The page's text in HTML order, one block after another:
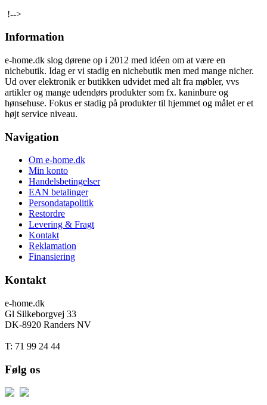
!-->
Information
e-home.dk slog dørene op i 2012 med idéen om at være en
nichebutik. Idag er vi stadig en nichebutik men med mange nicher.
Ud over elektronik er butikken udvidet med alt fra møbler, vvs
artikler og mange udendørs produkter som fx. kaninbure og
hønsehuse. Fokus er stadig på produkter til hjemmet og målet er et
højt service niveau.
Navigation
Om e-home.dk
Min konto
Handelsbetingelser
EAN betalinger
Persondatapolitik
Restordre
Levering & Fragt
Kontakt
Reklamation
Finansiering
Kontakt
e-home.dk
Gl Silkeborgvej 33
DK-8920 Randers NV
T: 71 99 24 44
Følg os